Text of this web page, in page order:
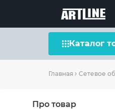
Каталог
Главная Сетевое
Про товар